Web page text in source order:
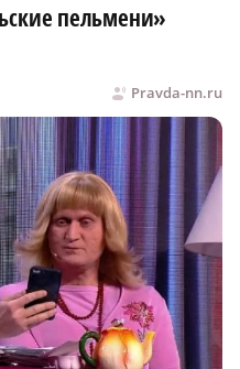
пельмени»
Pravda-nn.ru